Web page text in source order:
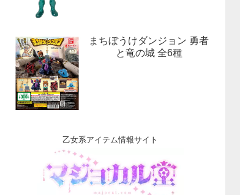
まちぼうけダンジョン 勇者
と竜の城 全6種
乙女系アイテム情報サイト